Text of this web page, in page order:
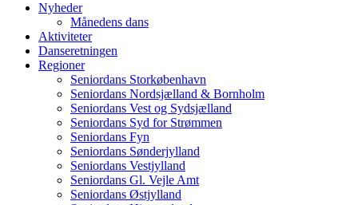
Nyheder
Månedens dans
Aktiviteter
Danseretningen
Regioner
Seniordans Storkøbenhavn
Seniordans Nordsjælland & Bornholm
Seniordans Vest og Sydsjælland
Seniordans Syd for Strømmen
Seniordans Fyn
Seniordans Sønderjylland
Seniordans Vestjylland
Seniordans Gl. Vejle Amt
Seniordans Østjylland